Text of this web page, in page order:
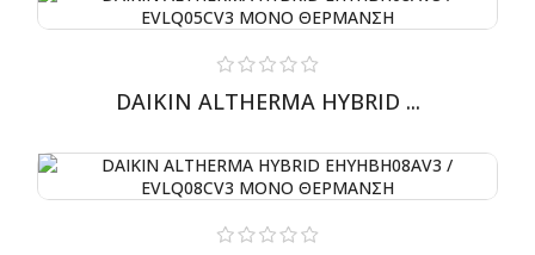
DAIKIN ALTHERMA HYBRID ...